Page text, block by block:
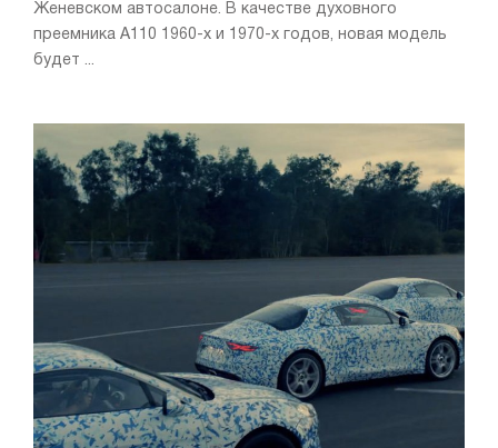
Женевском автосалоне. В качестве духовного
преемника A110 1960-х и 1970-х годов, новая модель
будет ...